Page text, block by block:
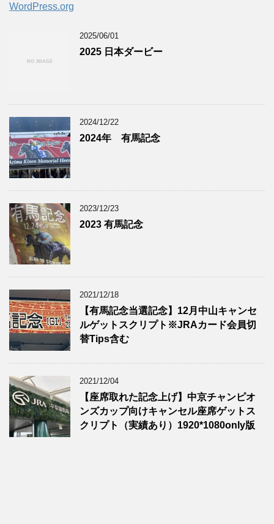
WordPress.org
2025/06/01
2025 日本ダービー
2024/12/22
2024年 有馬記念
2023/12/23
2023 有馬記念
2021/12/18
【有馬記念当選記念】12月中山キャンセ
ルゲットスクリプト※JRAカード会員切
替Tips含む
2021/12/04
【座席取れた記念上げ】中京チャンピオ
ンズカップ向けキャンセル座席ゲットス
クリプト（実績あり）1920*1080only版